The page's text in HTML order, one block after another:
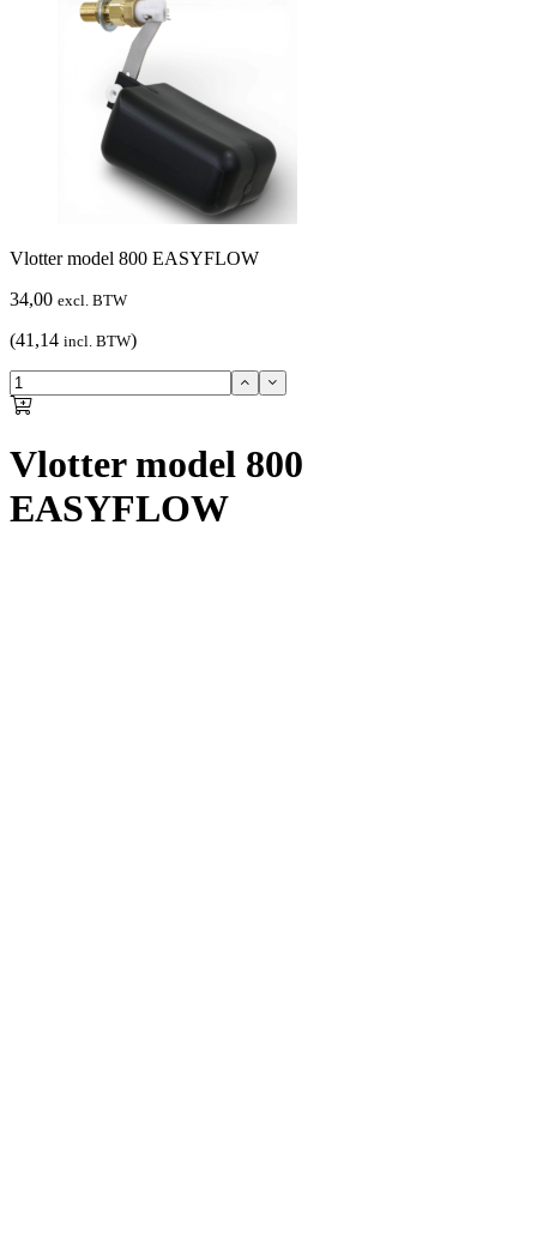
Vlotter model 800 EASYFLOW
34,00 excl. BTW
(41,14 incl. BTW)
Vlotter model 800
EASYFLOW